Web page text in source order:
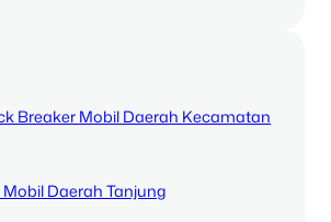
Breaker Mobil Daerah Kecamatan
Daerah Tanjung